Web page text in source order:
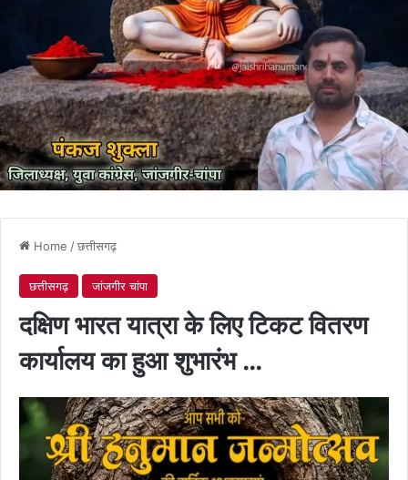
Home /छत्तीसगढ़
छत्तीसगढ़ जांजगीर चांपा
दक्षिण भारत यात्रा के लिए टिकट वितरण
कार्यालय का हुआ शुभारंभ …